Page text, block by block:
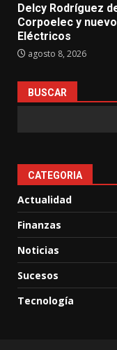
Delcy Rodríguez
Corpoelec y
Eléctricos
agosto 8, 2026
BUSCAR
CATEGORIA
Actualidad
Finanzas
Noticias
Sucesos
Tecnología